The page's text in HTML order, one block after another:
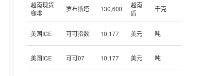
越南现货
咖啡
罗布斯塔 130,600
越南
盾
千克
美国ICE 可可指数 10,177 美元 吨
美国ICE 可可07 10,177 美元 吨